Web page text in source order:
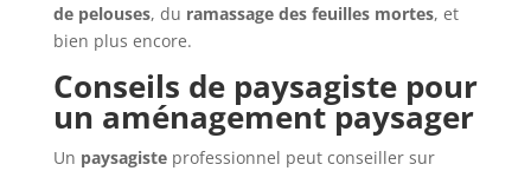
de pelouses, du ramassage des feuilles mortes, et
bien plus encore.
Conseils de paysagiste pour
un aménagement paysager
Un paysagisteprofessionnel peut conseiller sur